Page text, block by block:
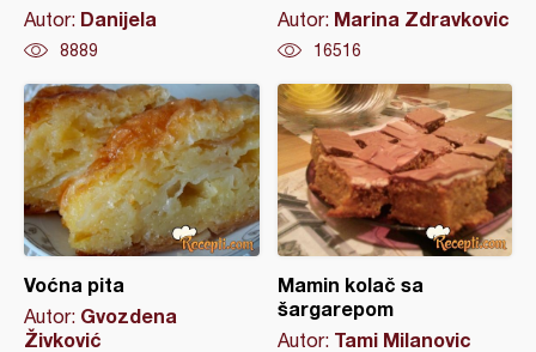
Autor: Danijela
8889
Autor: Marina Zdravkovic
16516
Voćna pita
Autor: Gvozdena
Živković
Mamin kolač sa
šargarepom
Autor: Tami Milanovic